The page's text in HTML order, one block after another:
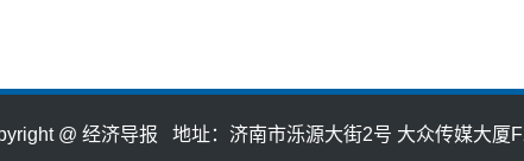
@ 经济导报 地址：济南市泺源大街2号 大众传媒大厦